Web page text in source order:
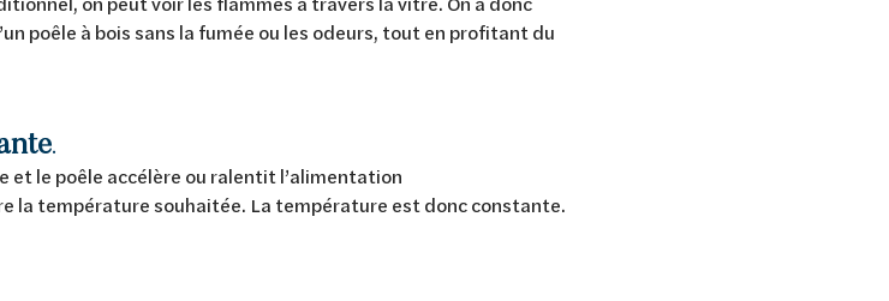
poêle à bois sans la fumée ou les odeurs, tout en profitant du
.
et le poêle accélère ou ralentit l’alimentation
la température souhaitée. La température est donc constante.